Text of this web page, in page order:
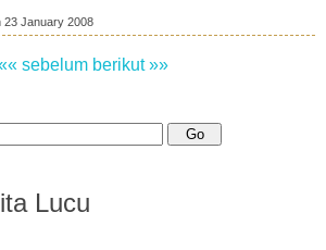
23 January 2008
sebelum berikut »»
Lucu